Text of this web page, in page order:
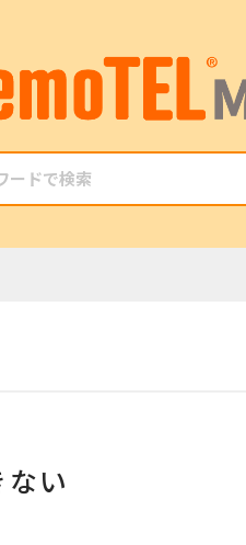
い